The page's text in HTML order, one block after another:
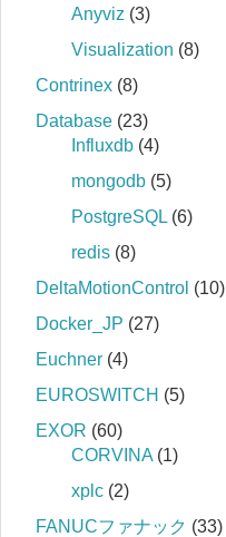
Anyviz (3)
Visualization (8)
Contrinex (8)
Database (23)
Influxdb (4)
mongodb (5)
PostgreSQL (6)
redis (8)
DeltaMotionControl (10)
Docker_JP (27)
Euchner (4)
EUROSWITCH (5)
EXOR (60)
CORVINA (1)
xplc (2)
FANUCファナック (33)